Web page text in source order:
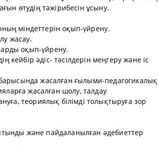
өтудің тәжірибесін ұсыну.
міндеттерін оқып-үйрену.
жасау.
оқып-үйрену.
кейбір әдіс- тәсілдерін меңгеру және іс
жасалған ғылыми-педагогикалық
жасалған шолу, талдау
теориялық білімді толықтыруға зор
және пайдаланылған әдебиеттер